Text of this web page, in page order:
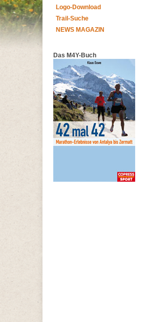
Logo-Download
Trail-Suche
NEWS MAGAZIN
Das M4Y-Buch